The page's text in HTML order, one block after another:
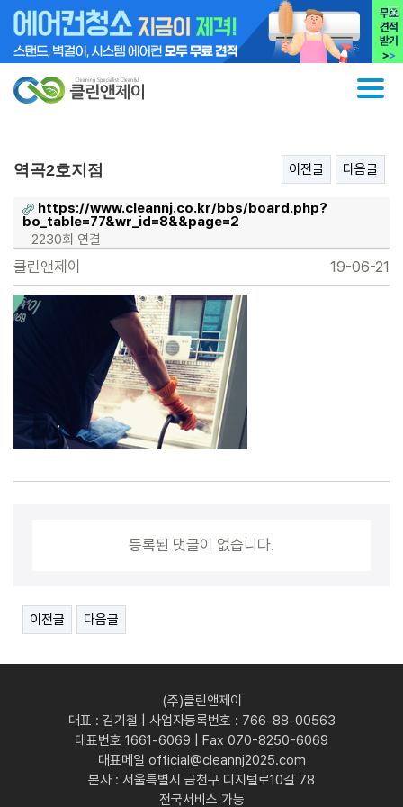
역곡2호지점 이전글 다음글
https://www.cleannj.co.kr/bbs/board.php?
bo_table=77&wr_id=8&&page=2
2230회 연결
클린앤제이 19-06-21
본문
등록된 댓글이 없습니다.
이전글 다음글
(주)클린앤제이
대표 : 김기철 | 사업자등록번호 : 766-88-00563
대표번호 1661-6069 | Fax 070-8250-6069
대표메일 official@cleannj2025.com
본사 : 서울특별시 금천구 디지털로10길 78
전국서비스 가능